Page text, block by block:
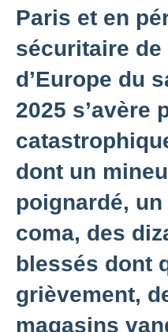
Paris et en
sécuritaire de
d’Europe du
2025 s’avère
dont un
poignardé,
coma, des
blessés dont
grièvement,
magasins